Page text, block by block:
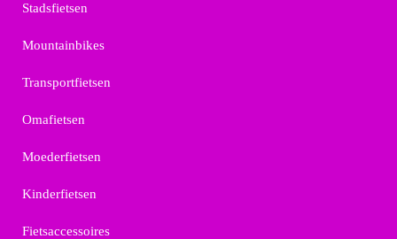
Stadsfietsen
Mountainbikes
Transportfietsen
Omafietsen
Moederfietsen
Kinderfietsen
Fietsaccessoires